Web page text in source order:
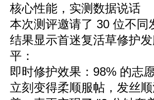
核心性能，实测数据说话
本次测评邀请了 30 位不
结果显示首迷复活草修护
平：
即时修护效果：98% 的志
立刻变得柔顺服帖，发丝